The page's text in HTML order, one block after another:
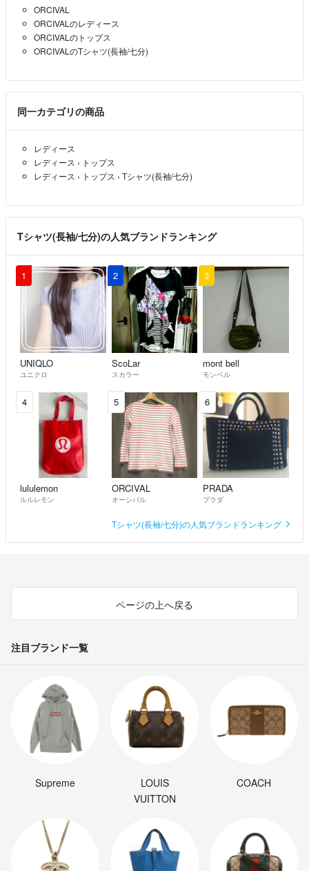
ORCIVAL
ORCIVALのレディース
ORCIVALのトップス
ORCIVALのTシャツ(長袖/七分)
同一カテゴリの商品
レディース
レディース › トップス
レディース › トップス › Tシャツ(長袖/七分)
Tシャツ(長袖/七分)の人気ブランドランキング
1
UNIQLO
ユニクロ
2
ScoLar
スカラー
3
mont bell
モンベル
4
lululemon
ルルレモン
5
ORCIVAL
オーシバル
6
PRADA
プラダ
Tシャツ(長袖/七分)の人気ブランドランキング
ページの上へ戻る
注目ブランド一覧
Supreme
LOUIS
VUITTON
COACH